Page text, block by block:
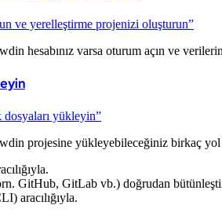
ve yerelleştirme projenizi oluşturun”
hesabınız varsa oturum açın ve
dosyaları yükleyin”
projesine yükleyebileceğiniz birkaç
GitHub, GitLab vb.) doğrudan
aracılığıyla.